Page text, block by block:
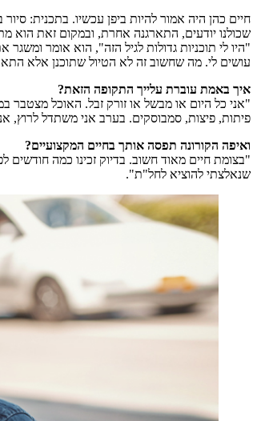
חיים כהן היה אמור להיות ביפן עכשיו. בתכנית:
שכולנו יודעים, התארגנה אחרת, ובמקום זאת הוא
"היו לי תוכניות גדולות לגיל הזה", הוא אומר
עושים לי. מה שחשוב זה לא הטיול שתוכנן אלא
איך באמת עוברת עלייך התקופה הזאת?
"אני כל היום או מבשל או זורק זבל. האוכל
פיתות, פיצות, סמבוסקים. בערב אני משתדל לרוץ, אני רץ 10 קילומטר שלוש ארבע פעמים בשבוע, וזה עושה לי מאוד טוב. וזהו, אחר כך יושבים
ואיפה הקורונה תפסה אותך בחיים המקצועיים?
שנאלצתי להוציא לחל"ת".